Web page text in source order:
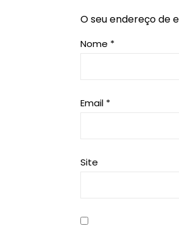
O seu endereço de
Nome *
Email *
Site